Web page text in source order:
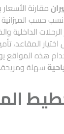
مقارنة
حسب
الداخلية
المقاعد،
هذه المواقع
سهلة ومريحة.